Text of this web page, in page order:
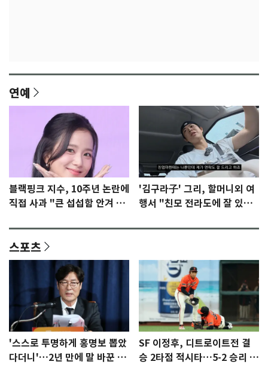
연예
블랙핑크 지수, 10주년 논란에
직접 사과 "큰 섭섭함 안겨 미
'김구라子' 그리, 할머니외 여
행서 "친모 전라도에 잘 있
스포츠
'스스로 투명하게 홍명보 뽑았
다더니'…2년 만에 말 바꾼 이
SF 이정후, 디트로이트전 결
승 2타점 적시타…5-2 승리 견